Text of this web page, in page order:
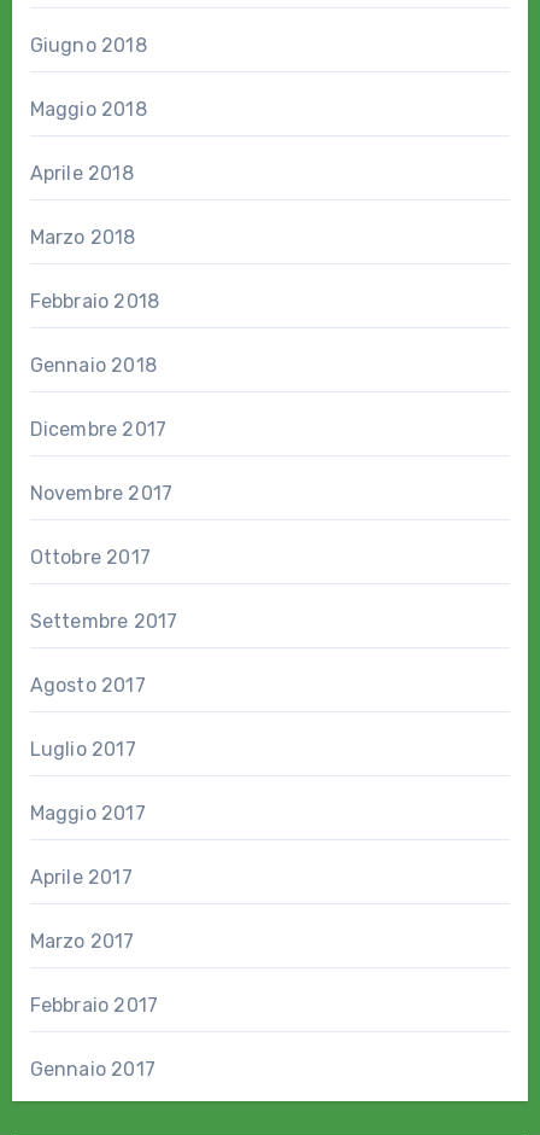
Giugno 2018
Maggio 2018
Aprile 2018
Marzo 2018
Febbraio 2018
Gennaio 2018
Dicembre 2017
Novembre 2017
Ottobre 2017
Settembre 2017
Agosto 2017
Luglio 2017
Maggio 2017
Aprile 2017
Marzo 2017
Febbraio 2017
Gennaio 2017